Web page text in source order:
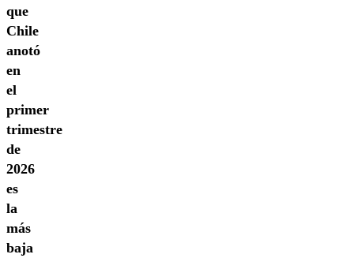
que
Chile
anotó
en
el
primer
trimestre
de
2026
es
la
más
baja